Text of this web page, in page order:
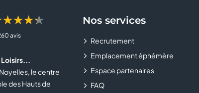
avis
Loisirs...
le centre
des Hauts de
Nos services
Recrutement
Emplacement éphémère
Espace partenaires
FAQ